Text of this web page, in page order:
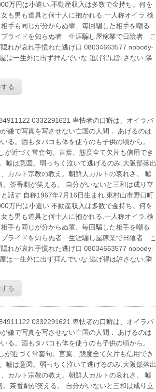
万円は小遣い.不動産収入は多数で金持ち。何を
も男も道具と何十人に抱かれる.一人称オイラ.検
手も同じが分からぬ輩、毎回騙した相手を嘲る
ライドを知らぬ者 生涯騙し屋稼業で日陰者 こ
れが哀れ手慣れた逃げ口 08034663577 nobody-
は一生外に出ず拝んでいな 逃げ得は許さない.隣
る
0332291621 卑怯者の口癖は、オイラバ
嫌で写真を写させない亡国の人間． あげるのは
る。酒もタバコも体を使うのも子供の頃から。
近づく常套句。言葉、態度全て欠片も信用でき
嘘は意図。弱っちく泣いて逃げるのみ.大阪部落出
カルト宗教の教え。朝鮮人カルトの哀れさ。 嘘
茶番劇が笑える。 自分がいないと三和は成り立
話す 自称1967年7月16日生まれ 東村山市野口町
万円は小遣い.不動産収入は多数で金持ち。何を
も男も道具と何十人に抱かれる.一人称オイラ.検
手も同じが分からぬ輩、毎回騙した相手を嘲る
ライドを知らぬ者 生涯騙し屋稼業で日陰者 こ
れが哀れ手慣れた逃げ口 08034663577 nobody-
は一生外に出ず拝んでいな 逃げ得は許さない.隣
る
0332291621 卑怯者の口癖は、オイラバ
嫌で写真を写させない亡国の人間． あげるのは
る。酒もタバコも体を使うのも子供の頃から。
近づく常套句。言葉、態度全て欠片も信用でき
嘘は意図。弱っちく泣いて逃げるのみ.大阪部落出
カルト宗教の教え。朝鮮人カルトの哀れさ。 嘘
茶番劇が笑える。 自分がいないと三和は成り立